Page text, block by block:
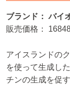
ブランド： バイ
販売価格：
アイスランドの
を使って生成し
チンの生成を促